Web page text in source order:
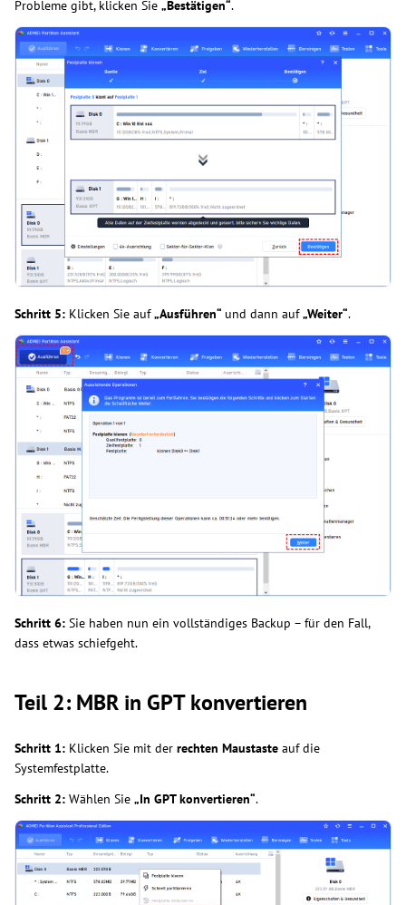
Probleme gibt, klicken Sie „Bestätigen“.
Schritt 5: Klicken Sie auf„Ausführen“ und dann auf„Weiter“.
Schritt 6: Sie haben nun ein vollständiges Backup – für den Fall,
dass etwas schiefgeht.
Teil 2: MBR in GPT konvertieren
Schritt 1: Klicken Sie mit der rechten Maustaste auf die
Systemfestplatte.
Schritt 2: Wählen Sie „In GPT konvertieren“.